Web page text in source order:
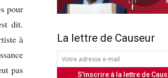
pour
dit.
à
pas
La lettre de Causeur